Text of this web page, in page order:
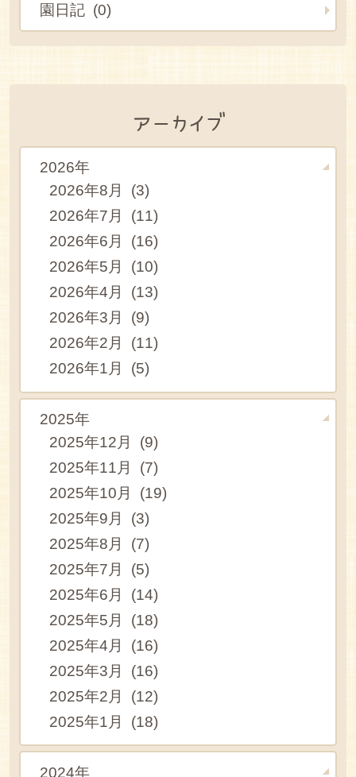
園日記 (0)
アーカイブ
2026年
2026年8月 (3)
2026年7月 (11)
2026年6月 (16)
2026年5月 (10)
2026年4月 (13)
2026年3月 (9)
2026年2月 (11)
2026年1月 (5)
2025年
2025年12月 (9)
2025年11月 (7)
2025年10月 (19)
2025年9月 (3)
2025年8月 (7)
2025年7月 (5)
2025年6月 (14)
2025年5月 (18)
2025年4月 (16)
2025年3月 (16)
2025年2月 (12)
2025年1月 (18)
2024年